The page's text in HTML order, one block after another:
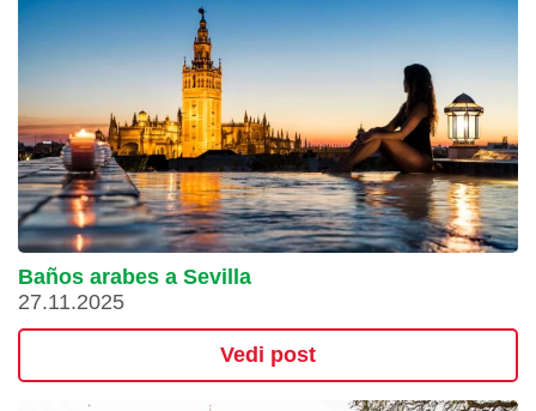
Baños arabes a Sevilla
27.11.2025
Vedi post